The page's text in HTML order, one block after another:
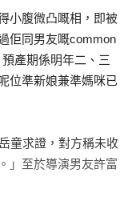
小腹微凸嘅相，即被
佢同男友嘅common
產期係明年二、三
位準新娘兼準媽咪已
童求證，對方稱未收
」至於導演男友許富